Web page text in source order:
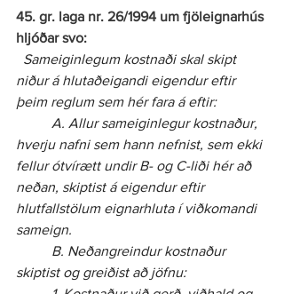
45. gr. laga nr. 26/1994 um fjöleignarhús
hljóðar svo:
Sameiginlegum kostnaði skal skipt
niður á hlutaðeigandi eigendur eftir
þeim reglum sem hér fara á eftir:
hverju nafni sem hann nefnist, sem ekki
fellur ótvírætt undir B- og C-liði hér að
neðan, skiptist á eigendur eftir
hlutfallstölum eignarhluta í viðkomandi
sameign.
skiptist og greiðist að jöfnu: